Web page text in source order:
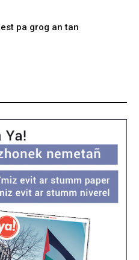
pa grog an tan